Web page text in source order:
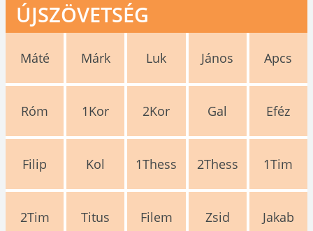
ÚJSZÖVETSÉG
Máté Márk Luk János Apcs
Róm 1Kor 2Kor Gal Eféz
Filip Kol 1Thess 2Thess 1Tim
2Tim Titus Filem Zsid Jakab